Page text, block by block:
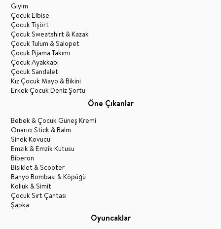
Giyim
Çocuk Elbise
Çocuk Tişört
Çocuk Sweatshirt & Kazak
Çocuk Tulum & Salopet
Çocuk Pijama Takımı
Çocuk Ayakkabı
Çocuk Sandalet
Kız Çocuk Mayo & Bikini
Erkek Çocuk Deniz Şortu
Öne Çıkanlar
Bebek & Çocuk Güneş Kremi
Onarıcı Stick & Balm
Sinek Kovucu
Emzik & Emzik Kutusu
Biberon
Bisiklet & Scooter
Banyo Bombası & Köpüğü
Kolluk & Simit
Çocuk Sırt Çantası
Şapka
Oyuncaklar